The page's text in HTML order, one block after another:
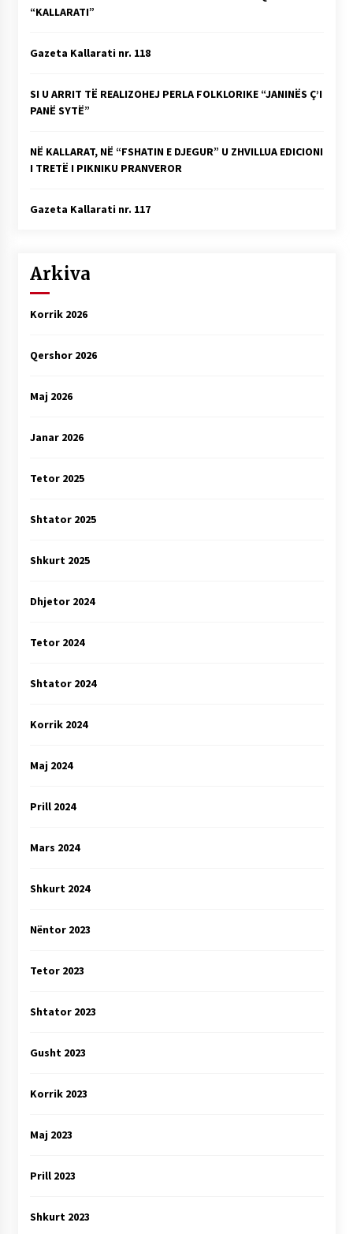
“KALLARATI”
Gazeta Kallarati nr. 118
SI U ARRIT TË REALIZOHEJ PERLA FOLKLORIKE “JANINËS Ç’I
PANË SYTË”
NË KALLARAT, NË “FSHATIN E DJEGUR” U ZHVILLUA EDICIONI
I TRETË I PIKNIKU PRANVEROR
Gazeta Kallarati nr. 117
Arkiva
Korrik 2026
Qershor 2026
Maj 2026
Janar 2026
Tetor 2025
Shtator 2025
Shkurt 2025
Dhjetor 2024
Tetor 2024
Shtator 2024
Korrik 2024
Maj 2024
Prill 2024
Mars 2024
Shkurt 2024
Nëntor 2023
Tetor 2023
Shtator 2023
Gusht 2023
Korrik 2023
Maj 2023
Prill 2023
Shkurt 2023